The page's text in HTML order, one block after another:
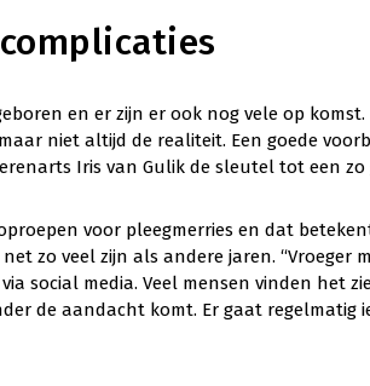
en er zijn er ook nog vele op
niet altijd de realiteit. Een goede
Iris van Gulik de sleutel tot een zo
voor pleegmerries en dat
zo veel zijn als andere jaren. “Vroeger
social media. Veel mensen vinden het
de aandacht komt. Er gaat regelmatig